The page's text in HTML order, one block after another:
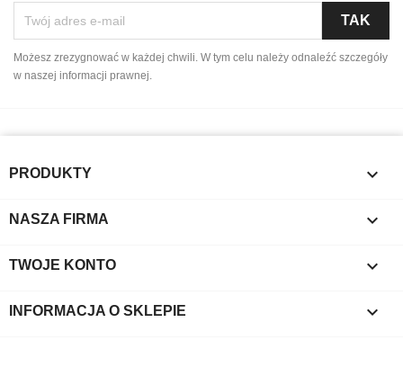
Możesz zrezygnować w każdej chwili. W tym celu należy odnaleźć szczegóły
w naszej informacji prawnej.
PRODUKTY 
NASZA FIRMA 
TWOJE KONTO 
INFORMACJA O SKLEPIE keyboard_arrow_down